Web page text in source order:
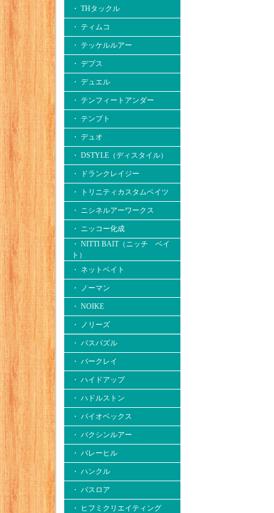
・ THタックル
・ ティムコ
・ テッケルルアー
・ デプス
・ デュエル
・ テンフィートアンダー
・ テンプト
・ デュオ
・ DSTYLE（ディスタイル）
・ ドランクレイジー
・ トリニティカスタムベイツ
・ ニシネルアーワークス
・ ニッコー化成
・ NITTI BAIT（ニッチ ベイ
ト）
・ ネットベイト
・ ノーマン
・ NOIKE
・ ノリーズ
・ バスパズル
・ バークレイ
・ ハイドアップ
・ ハドルストン
・ バイオベックス
・ バクシンルアー
・ バレーヒル
・ ハンクル
・ バスロア
・ ヒフミクリエイティング